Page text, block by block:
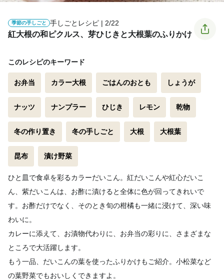
季節の手しごと 手しごとレシピ | 2/22
紅大根の和ピクルス、芽ひじきと大根葉のふりかけ
このレシピのキーワード
お弁当 カラー大根 ごはんのおとも しょうが
ナッツ ナンプラー ひじき レモン 乾物
冬の作り置き 冬の手しごと 大根 大根葉
昆布 漬け野菜
ひと皿で食卓を彩るカラーだいこん。紅だいこんや紅心だいこ
ん、紫だいこんは、お酢に漬けると全体に色が回ってきれいで
す。お酢だけでなく、そのとき旬の柑橘も一緒に浸けて、深い味
わいに。
カレーに添えて、お漬物代わりに、お弁当の彩りに、さまざまな
ところで大活躍します。
もう一品、だいこんの葉を使ったふりかけもご紹介。小松菜など
の葉野菜でもおいしくできますよ。